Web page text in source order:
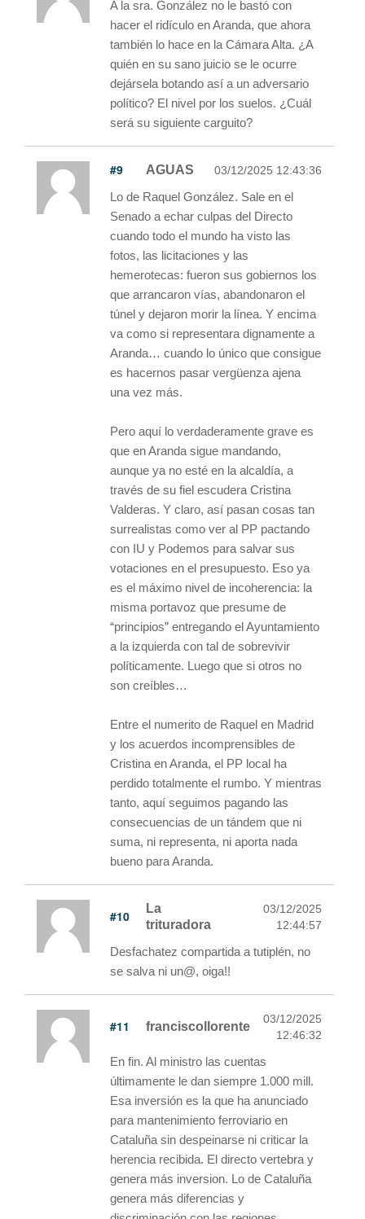
A la sra. González no le bastó con
hacer el ridículo en Aranda, que ahora
también lo hace en la Cámara Alta. ¿A
quién en su sano juicio se le ocurre
dejársela botando así a un adversario
político? El nivel por los suelos. ¿Cuál
será su siguiente carguito?
#9 AGUAS 03/12/2025 12:43:36
Lo de Raquel González. Sale en el
Senado a echar culpas del Directo
cuando todo el mundo ha visto las
fotos, las licitaciones y las
hemerotecas: fueron sus gobiernos los
que arrancaron vías, abandonaron el
túnel y dejaron morir la línea. Y encima
va como si representara dignamente a
Aranda… cuando lo único que consigue
es hacernos pasar vergüenza ajena
una vez más.
Pero aquí lo verdaderamente grave es
que en Aranda sigue mandando,
aunque ya no esté en la alcaldía, a
través de su fiel escudera Cristina
Valderas. Y claro, así pasan cosas tan
surrealistas como ver al PP pactando
con IU y Podemos para salvar sus
votaciones en el presupuesto. Eso ya
es el máximo nivel de incoherencia: la
misma portavoz que presume de
“principios” entregando el Ayuntamiento
a la izquierda con tal de sobrevivir
políticamente. Luego que si otros no
son creíbles…
Entre el numerito de Raquel en Madrid
y los acuerdos incomprensibles de
Cristina en Aranda, el PP local ha
perdido totalmente el rumbo. Y mientras
tanto, aquí seguimos pagando las
consecuencias de un tándem que ni
suma, ni representa, ni aporta nada
bueno para Aranda.
#10
La
trituradora
03/12/2025
12:44:57
Desfachatez compartida a tutiplén, no
se salva ni un@, oiga!!
#11 franciscollorente
03/12/2025
12:46:32
En fin. Al ministro las cuentas
últimamente le dan siempre 1.000 mill.
Esa inversión es la que ha anunciado
para mantenimiento ferroviario en
Cataluña sin despeinarse ni criticar la
herencia recibida. El directo vertebra y
genera más inversion. Lo de Cataluña
genera más diferencias y